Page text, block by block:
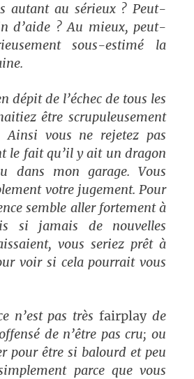
autant au sérieux ? Peut-
d’aide ? Au mieux, peut-
sous-estimé la
dépit de l’échec de tous les
être scrupuleusement
Ainsi vous ne rejetez pas
le fait qu’il y ait un dragon
dans mon garage. Vous
votre jugement. Pour
semble aller fortement à
si jamais de nouvelles
vous seriez prêt à
voir si cela pourrait vous
n’est pas trèsfairplayde
de n’être pas cru; ou
pour être si balourd et peu
parce que vous